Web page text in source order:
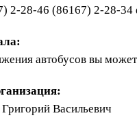
2-28-46 (86167) 2-28-34
автобусов вы
Васильевич